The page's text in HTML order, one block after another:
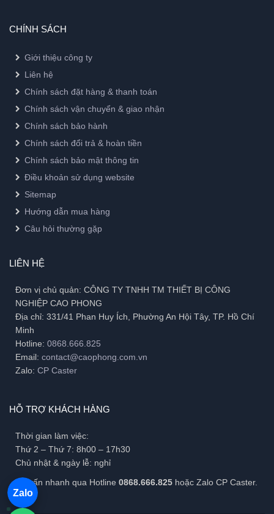
CHÍNH SÁCH
Giới thiệu công ty
Liên hệ
Chính sách đặt hàng & thanh toán
Chính sách vận chuyển & giao nhận
Chính sách bảo hành
Chính sách đổi trả & hoàn tiền
Chính sách bảo mật thông tin
Điều khoản sử dụng website
Sitemap
Hướng dẫn mua hàng
Câu hỏi thường gặp
LIÊN HỆ
Đơn vị chủ quản: CÔNG TY TNHH TM THIẾT BỊ CÔNG
NGHIỆP CAO PHONG
Địa chỉ: 331/41 Phan Huy Ích, Phường An Hội Tây, TP. Hồ Chí
Minh
Hotline: 0868.666.825
Email: contact@caophong.com.vn
Zalo: CP Caster
HỖ TRỢ KHÁCH HÀNG
Thời gian làm việc:
Thứ 2 – Thứ 7: 8h00 – 17h30
Chủ nhật & ngày lễ: nghỉ
Tư vấn nhanh qua Hotline 0868.666.825 hoặc Zalo CP Caster.
Zalo